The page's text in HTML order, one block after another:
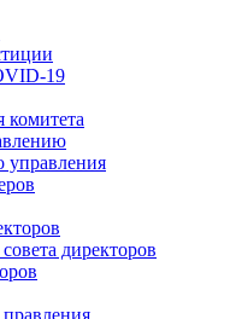
комитета
управления
директоров